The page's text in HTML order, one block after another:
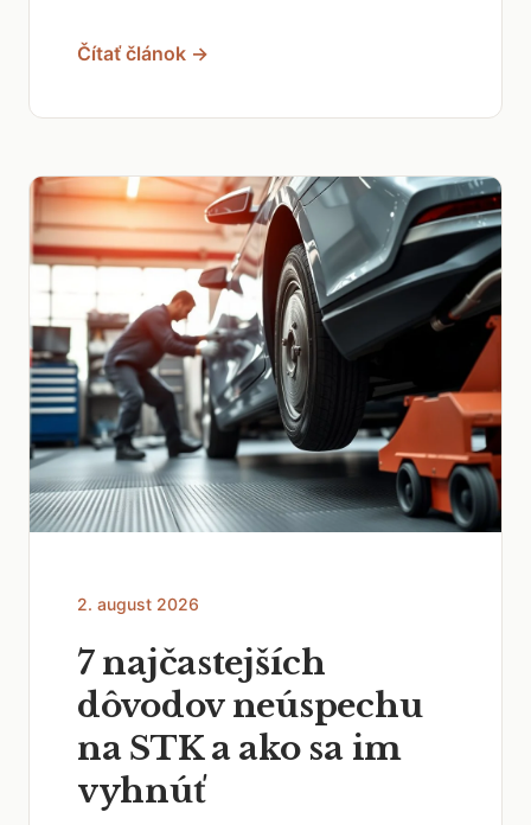
Čítať článok →
2. august 2026
7 najčastejších
dôvodov neúspechu
na STK a ako sa im
vyhnúť